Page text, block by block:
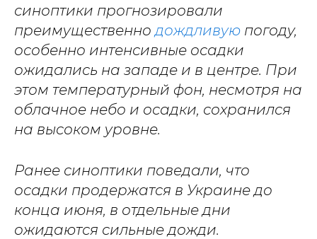
синоптики прогнозировали
преимущественно дождливую погоду,
особенно интенсивные осадки
ожидались на западе и в центре. При
этом температурный фон, несмотря на
облачное небо и осадки, сохранился
на высоком уровне.
Ранее синоптики поведали, что
осадки продержатся в Украине до
конца июня, в отдельные дни
ожидаются сильные дожди.